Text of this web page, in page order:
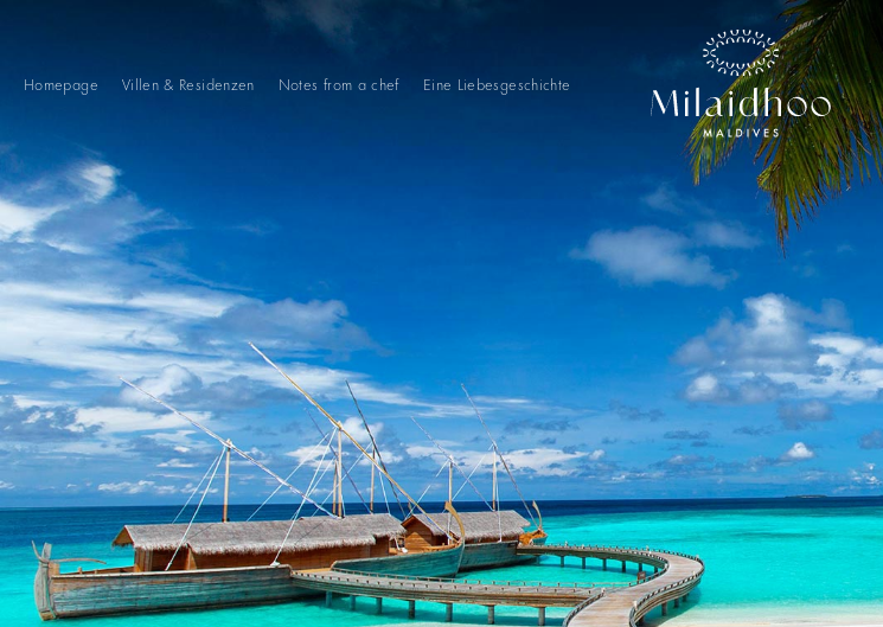
Homepage Villen & Residenzen Notes from a chef Eine Liebesgeschichte